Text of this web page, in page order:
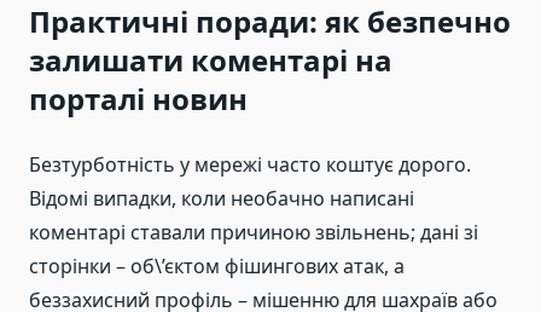
Практичні поради: як безпечно
залишати коментарі на
порталі новин
Безтурботність у мережі часто коштує дорого.
Відомі випадки, коли необачно написані
коментарі ставали причиною звільнень; дані зі
сторінки – об\’єктом фішингових атак, а
беззахисний профіль – мішенню для шахраїв або